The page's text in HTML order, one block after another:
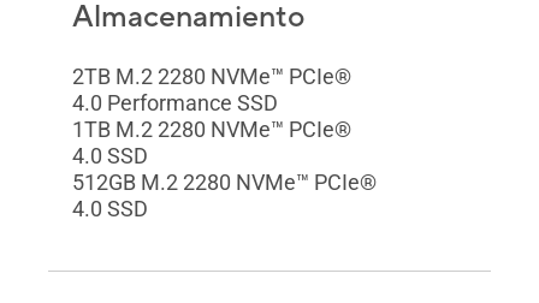
Almacenamiento
2TB M.2 2280 NVMe™ PCIe®
4.0 Performance SSD
1TB M.2 2280 NVMe™ PCIe®
4.0 SSD
512GB M.2 2280 NVMe™ PCIe®
4.0 SSD